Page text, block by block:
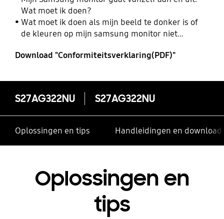
Wat moet ik doen?
Wat moet ik doen als mijn beeld te donker is of
de kleuren op mijn samsung monitor niet
Download "Conformiteitsverklaring(PDF)"
S27AG322NU S27AG322NU
Oplossingen en tips Handleidingen en
Oplossingen en
tips